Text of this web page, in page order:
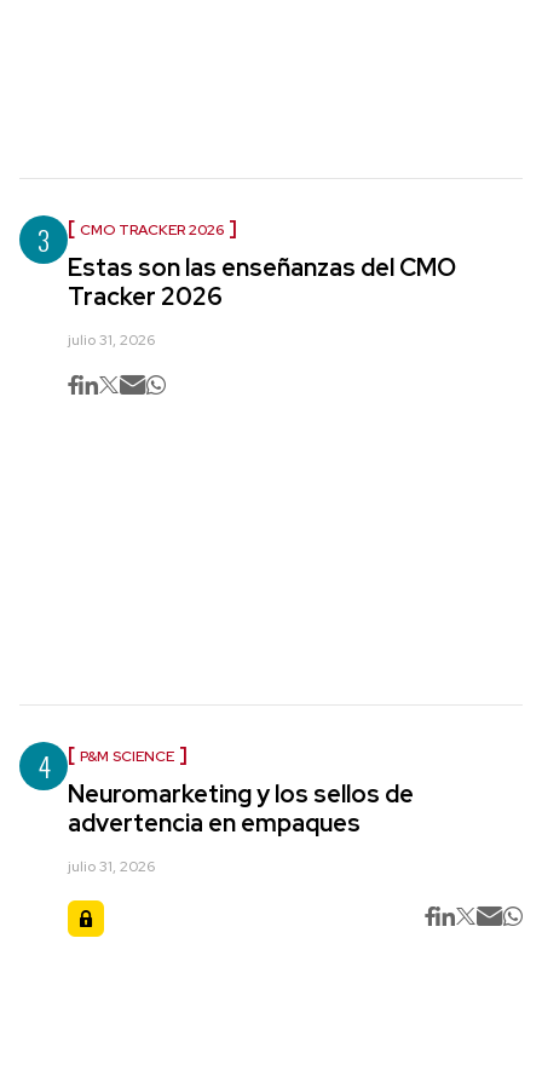
3 CMO TRACKER 2026
Estas son las enseñanzas del CMO
Tracker 2026
julio 31, 2026
4 P&M SCIENCE
Neuromarketing y los sellos de
advertencia en empaques
julio 31, 2026